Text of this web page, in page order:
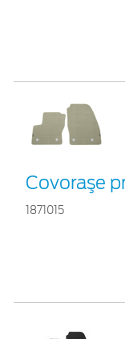
Covoraşe
1871015